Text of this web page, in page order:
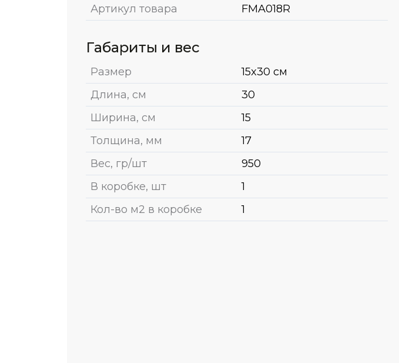
Артикул товара
FMA018R
Габариты и вес
Размер
15x30 см
Длина, см
30
Ширина, см
15
Толщина, мм
17
Вес, гр/шт
950
В коробке, шт
1
Кол-во м2 в коробке
1